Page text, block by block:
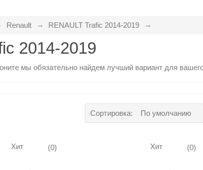
Renault RENAULT Trafic 2014-2019
2014-2019
мы обязательно найдем лучший вариант для
Сортировка: По умолчанию
Хит (0) Хит (0)